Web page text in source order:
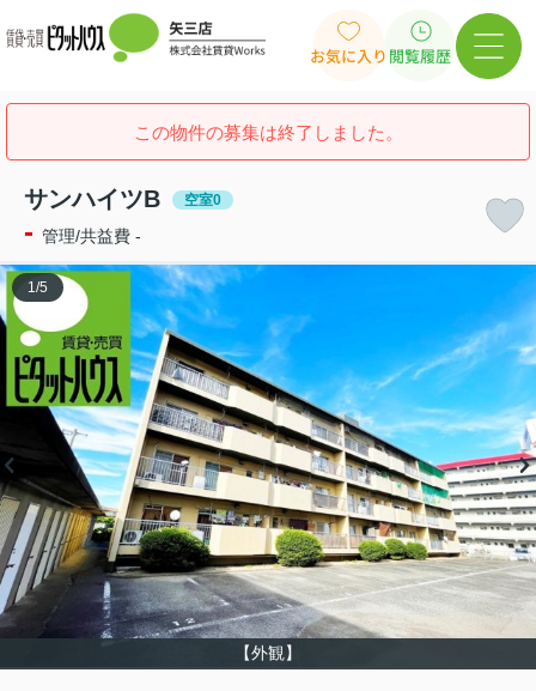
お気に入り 閲覧履歴
この物件の募集は終了しました。
サンハイツB 空室0
- 管理/共益費 -
【外観】
1/5